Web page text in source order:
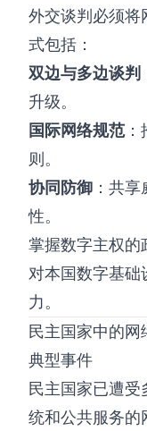
外交谈判必须将
式包括：
双边与多边谈判
升级。
国际网络规范：
则。
协同防御 ：共
性。
掌握数字主权的
对本国数字基础
力。
民主国家中的
典型事件
民主国家已遭
统和公共服务的